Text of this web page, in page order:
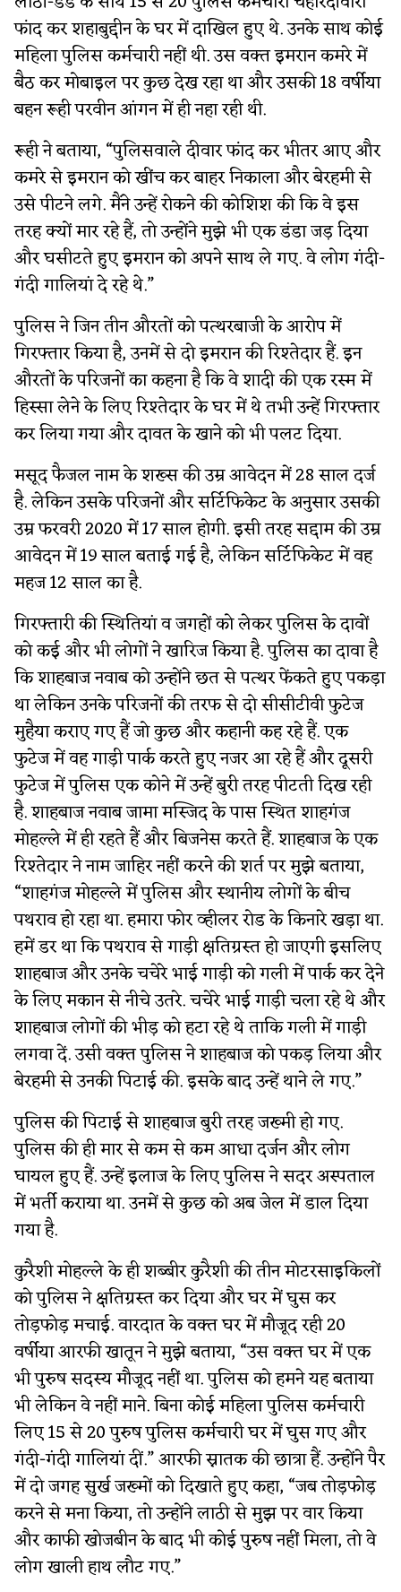
फांद कर शहाबुद्दीन के घर में दाखिल हुए थे. उनके साथ कोई
महिला पुलिस कर्मचारी नहीं थी. उस वक्त इमरान कमरे में
बैठ कर मोबाइल पर कुछ देख रहा था और उसकी 18 वर्षीया
बहन रूही परवीन आंगन में ही नहा रही थी.
रूही ने बताया, “पुलिसवाले दीवार फांद कर भीतर आए और
कमरे से इमरान को खींच कर बाहर निकाला और बेरहमी से
उसे पीटने लगे. मैंने उन्हें रोकने की कोशिश की कि वे इस
तरह क्यों मार रहे हैं, तो उन्होंने मुझे भी एक डंडा जड़ दिया
और घसीटते हुए इमरान को अपने साथ ले गए. वे लोग गंदी-
गंदी गालियां दे रहे थे.”
पुलिस ने जिन तीन औरतों को पत्थरबाजी के आरोप में
गिरफ्तार किया है, उनमें से दो इमरान की रिश्तेदार हैं. इन
औरतों के परिजनों का कहना है कि वे शादी की एक रस्म में
हिस्सा लेने के लिए रिश्तेदार के घर में थे तभी उन्हें गिरफ्तार
कर लिया गया और दावत के खाने को भी पलट दिया.
मसूद फैजल नाम के शख्स की उम्र आवेदन में 28 साल दर्ज
है. लेकिन उसके परिजनों और सर्टिफिकेट के अनुसार उसकी
उम्र फरवरी 2020 में 17 साल होगी. इसी तरह सद्दाम की उम्र
आवेदन में 19 साल बताई गई है, लेकिन सर्टिफिकेट में वह
महज 12 साल का है.
गिरफ्तारी की स्थितियां व जगहों को लेकर पुलिस के दावों
को कई और भी लोगों ने खारिज किया है. पुलिस का दावा है
कि शाहबाज नवाब को उन्होंने छत से पत्थर फेंकते हुए पकड़ा
था लेकिन उनके परिजनों की तरफ से दो सीसीटीवी फुटेज
मुहैया कराए गए हैं जो कुछ और कहानी कह रहे हैं. एक
फुटेज में वह गाड़ी पार्क करते हुए नजर आ रहे हैं और दूसरी
फुटेज में पुलिस एक कोने में उन्हें बुरी तरह पीटती दिख रही
है. शाहबाज नवाब जामा मस्जिद के पास स्थित शाहगंज
मोहल्ले में ही रहते हैं और बिजनेस करते हैं. शाहबाज के एक
रिश्तेदार ने नाम जाहिर नहीं करने की शर्त पर मुझे बताया,
“शाहगंज मोहल्ले में पुलिस और स्थानीय लोगों के बीच
पथराव हो रहा था. हमारा फोर व्हीलर रोड के किनारे खड़ा था.
हमें डर था कि पथराव से गाड़ी क्षतिग्रस्त हो जाएगी इसलिए
शाहबाज और उनके चचेरे भाई गाड़ी को गली में पार्क कर देने
के लिए मकान से नीचे उतरे. चचेरे भाई गाड़ी चला रहे थे और
शाहबाज लोगों की भीड़ को हटा रहे थे ताकि गली में गाड़ी
लगवा दें. उसी वक्त पुलिस ने शाहबाज को पकड़ लिया और
बेरहमी से उनकी पिटाई की. इसके बाद उन्हें थाने ले गए.”
पुलिस की पिटाई से शाहबाज बुरी तरह जख्मी हो गए.
पुलिस की ही मार से कम से कम आधा दर्जन और लोग
घायल हुए हैं. उन्हें इलाज के लिए पुलिस ने सदर अस्पताल
में भर्ती कराया था. उनमें से कुछ को अब जेल में डाल दिया
गया है.
कुरैशी मोहल्ले के ही शब्बीर कुरैशी की तीन मोटरसाइकिलों
को पुलिस ने क्षतिग्रस्त कर दिया और घर में घुस कर
तोड़फोड़ मचाई. वारदात के वक्त घर में मौजूद रही 20
वर्षीया आरफी खातून ने मुझे बताया, “उस वक्त घर में एक
भी पुरुष सदस्य मौजूद नहीं था. पुलिस को हमने यह बताया
भी लेकिन वे नहीं माने. बिना कोई महिला पुलिस कर्मचारी
लिए 15 से 20 पुरुष पुलिस कर्मचारी घर में घुस गए और
गंदी-गंदी गालियां दीं.” आरफी स्नातक की छात्रा हैं. उन्होंने पैर
में दो जगह सुर्ख जख्मों को दिखाते हुए कहा, “जब तोड़फोड़
करने से मना किया, तो उन्होंने लाठी से मुझ पर वार किया
और काफी खोजबीन के बाद भी कोई पुरुष नहीं मिला, तो वे
लोग खाली हाथ लौट गए.”